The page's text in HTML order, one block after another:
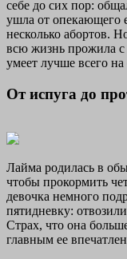
себе до сих пор:
ушла от опекающего
несколько абортов.
всю жизнь прожила
умеет лучше всего на
От испуга до
Лайма родилась в
чтобы прокормить
девочка немного
пятидневку:
Страх, что она
главным ее